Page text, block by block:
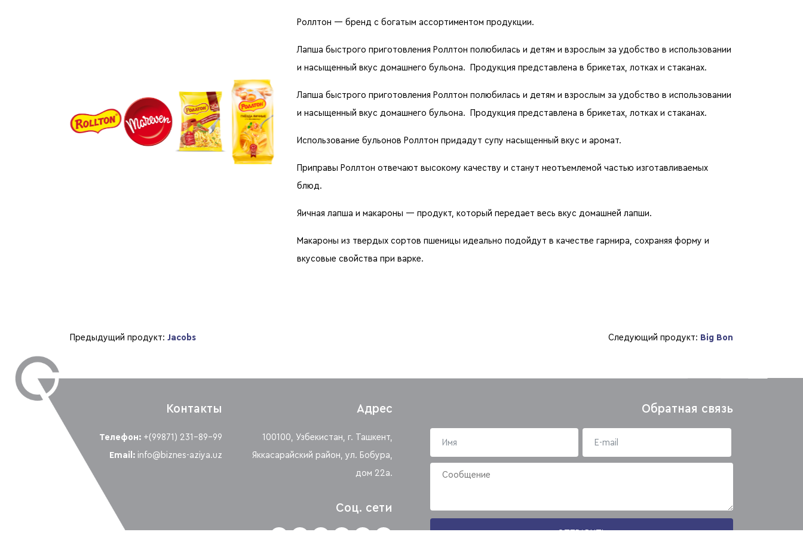
Роллтон — бренд с богатым ассортиментом продукции.
Лапша быстрого приготовления Роллтон полюбилась и детям и взрослым за удобство в использовании
и насыщенный вкус домашнего бульона. Продукция представлена в брикетах, лотках и стаканах.
Лапша быстрого приготовления Роллтон полюбилась и детям и взрослым за удобство в использовании
и насыщенный вкус домашнего бульона. Продукция представлена в брикетах, лотках и стаканах.
Использование бульонов Роллтон придадут супу насыщенный вкус и аромат.
Приправы Роллтон отвечают высокому качеству и станут неотъемлемой частью изготавливаемых
блюд.
Яичная лапша и макароны — продукт, который передает весь вкус домашней лапши.
Макароны из твердых сортов пшеницы идеально подойдут в качестве гарнира, сохраняя форму и
вкусовые свойства при варке.
Предыдущий продукт: Jacobs Следующий продукт: Big Bon
Контакты
Телефон: +(99871) 231-89-99
Email: info@biznes-aziya.uz
Адрес
100100, Узбекистан, г. Ташкент,
Яккасарайский район, ул. Бобура,
дом 22а.
Соц. сети
Обратная связь